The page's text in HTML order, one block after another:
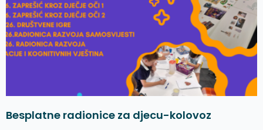
Besplatne radionice za djecu-kolovoz